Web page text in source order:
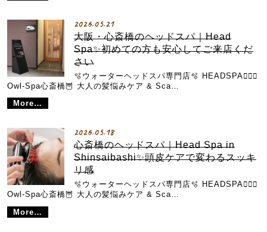
2026.05.21
大阪・心斎橋のヘッドスパ｜Head
Spa✨初めての方も安心してご来店くだ
さい
🫧ウォーターヘッドスパ専門店🫧 HEADSPA💆🏼‍♀️
Owl-Spa心斎橋🦉 大人の髪悩みケア & Sca…
More…
2026.05.18
心斎橋のヘッドスパ｜Head Spa in
Shinsaibashi✨頭皮ケアで変わるスッキ
リ感
🫧ウォーターヘッドスパ専門店🫧 HEADSPA💆🏼‍♀️
Owl-Spa心斎橋🦉 大人の髪悩みケア & Sca…
More…